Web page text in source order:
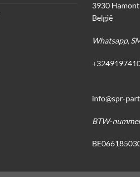
3930
België
Whatsapp,
info@spr-
BTW-